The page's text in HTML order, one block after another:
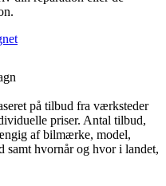
på tilbud fra værksteder
priser. Antal tilbud,
af bilmærke, model,
samt hvornår og hvor i landet,